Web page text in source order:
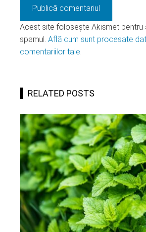
Acest site folosește Akismet pentru
spamul. Află cum sunt procesate
comentariilor tale.
RELATED POSTS